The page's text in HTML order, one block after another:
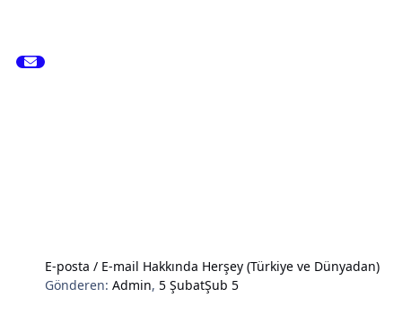
E-posta / E-mail Hakkında Herşey (Türkiye ve Dünyadan)
Gönderen:Admin,5 ŞubatŞub 5